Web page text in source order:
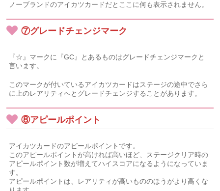
ノーブランドのアイカツカードだとここに何も表示されません。
⑦グレードチェンジマーク
『☆』マークに『GC』とあるものはグレードチェンジマークと
言います。
このマークが付いているアイカツカードはステージの途中でさら
に上のレアリティへとグレードチェンジすることがあります。
⑧アピールポイント
アイカツカードのアピールポイントです。
このアピールポイントが高ければ高いほど、ステージクリア時の
アピールポイント数が増えてハイスコアになるようになっていま
す。
アピールポイントは、レアリティが高いもののほうがより高くな